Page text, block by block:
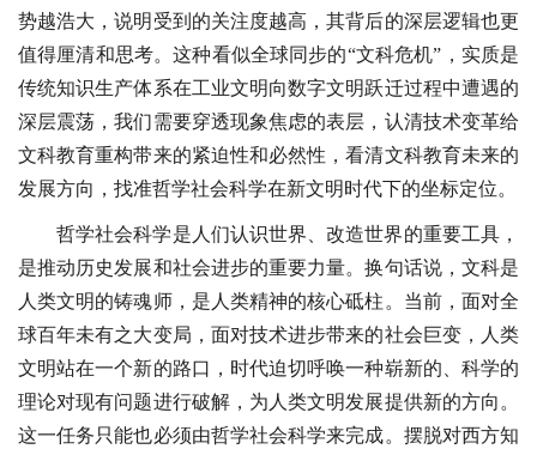
势越浩大，说明受到的关注度越高，其背后的深层逻辑也更
值得厘清和思考。这种看似全球同步的“文科危机”，实质是
传统知识生产体系在工业文明向数字文明跃迁过程中遭遇的
深层震荡，我们需要穿透现象焦虑的表层，认清技术变革给
文科教育重构带来的紧迫性和必然性，看清文科教育未来的
发展方向，找准哲学社会科学在新文明时代下的坐标定位。
哲学社会科学是人们认识世界、改造世界的重要工具，
是推动历史发展和社会进步的重要力量。换句话说，文科是
人类文明的铸魂师，是人类精神的核心砥柱。当前，面对全
球百年未有之大变局，面对技术进步带来的社会巨变，人类
文明站在一个新的路口，时代迫切呼唤一种崭新的、科学的
理论对现有问题进行破解，为人类文明发展提供新的方向。
这一任务只能也必须由哲学社会科学来完成。摆脱对西方知